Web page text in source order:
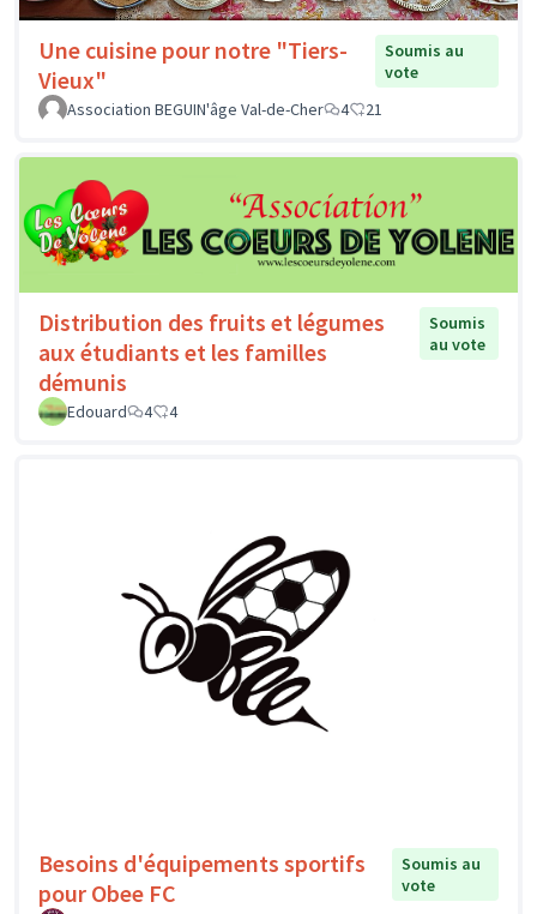
Une cuisine pour notre "Tiers-
Vieux"
Soumis au
vote
Association BEGUIN'âge Val-de-Cher
4 21
Distribution des fruits et légumes
aux étudiants et les familles
démunis
Soumis
au vote
Edouard 4 4
Besoins d'équipements sportifs
pour Obee FC
Soumis au
vote